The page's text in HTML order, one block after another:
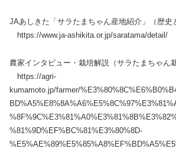
JAあしきた「サラたまちゃん産地紹介」（歴史
https://www.ja-ashikita.or.jp/saratama/detail/
農家インタビュー・栽培解説（サラたまちゃん
https://agri-
kumamoto.jp/farmer/
%81%9D%EF%BC%81%E3%80%8D-